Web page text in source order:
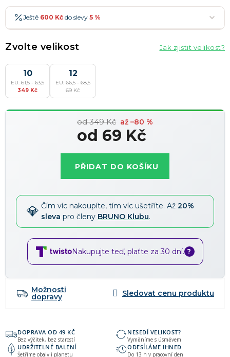
Ještě 600 Kč do slevy 5 %
1 200 Kč -10 %
1 500 Kč -15 %
Zvolte velikost Jak zjistit velikost?
10
EU: 61,5 - 63,5
349 Kč
12
EU: 66,5 - 68,5
69 Kč
od 349 Kč až –80 %
od 69 Kč
PŘIDAT DO KOŠÍKU
Čím víc nakoupíte, tím víc ušetříte. Až 20%
sleva pro členy BRUNO Klubu.
Nakupujte teď, plaťte za 30 dní. ?
Možnosti
dopravy
DOPRAVA OD 49 KČ
Bez výčitek, bez starostí
NESEDÍ VELIKOST?
Vyměníme s úsměvem
UDRŽITELNÉ BALENÍ
Šetříme obaly i planetu
ODESÍLÁME IHNED
Do 13 h v pracovní den